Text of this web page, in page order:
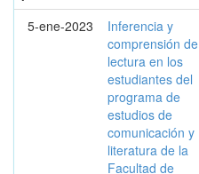
5-ene-2023
Inferencia y
comprensión de
lectura en los
estudiantes del
programa de
estudios de
comunicación y
literatura de la
Facultad de